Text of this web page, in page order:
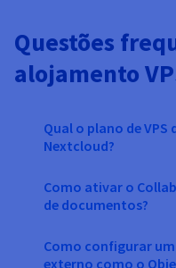
Questões
alojamento
Qual o plano de VPS
Nextcloud?
Como ativar o
de documentos?
Como configurar
externo como o